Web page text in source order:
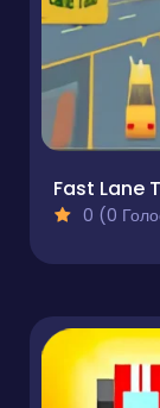
Fast Lane
0 (0